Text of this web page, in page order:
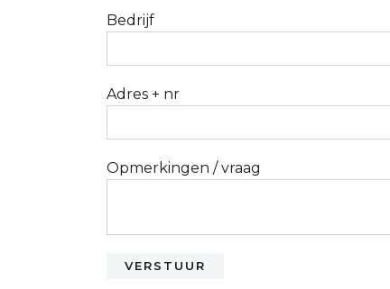
Bedrijf
Adres + nr
Opmerkingen / vraag